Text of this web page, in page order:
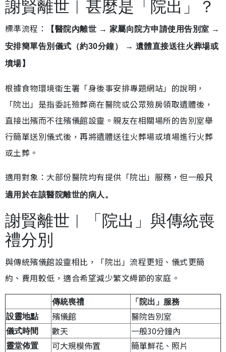
謝賢離世︱甚麼是「院出」？
標準流程：
【醫院內離世 → 家屬向院方申請使用告別室 →
安排簡單告別儀式（約30分鐘） → 遺體直接送往火葬場或
墳場】
根據食物環境衞生署「身後事安排專題網站」的說明，
「院出」是指委託殮葬商在醫院或公眾殮房領取遺體後，
直接出殯而不往殯儀館設靈。親友在相關場所的告別室舉
行簡單送別儀式後，再將遺體送往火葬場或墳場進行火葬
或土葬。
適用對象：大部份醫院均有提供「院出」服務，但一般只
適用於在該醫院離世的病人。
謝賢離世︱「院出」與傳統喪
禮分別
與傳統殯儀館設靈相比，「院出」流程更短、儀式更簡
約、費用較低，適合希望減少繁文縟節的家庭。
傳統喪禮
「院出」服務
設靈地點
殯儀館 醫院告別室
儀式時間 數天 一般30分鐘內
靈堂佈置 可大規模佈置 簡單鮮花、照片